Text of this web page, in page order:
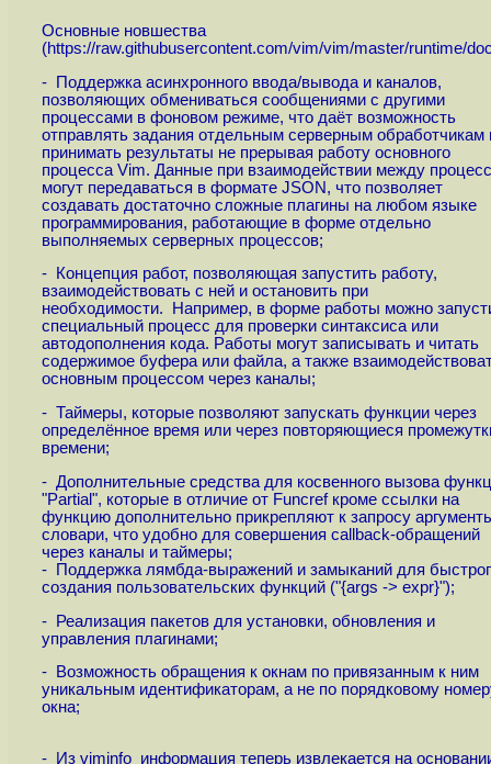
Основные новшества
(https://raw.githubusercontent.com/vim/vim/master/runtime/
- Поддержка асинхронного ввода/вывода и каналов,
позволяющих обмениваться сообщениями с другими
процессами в фоновом режиме, что даёт возможность
отправлять задания отдельным серверным обработчикам
принимать результаты не прерывая работу основного
процесса Vim. Данные при взаимодействии между
могут передаваться в формате JSON, что позволяет
создавать достаточно сложные плагины на любом языке
программирования, работающие в форме отдельно
выполняемых серверных процессов;
- Концепция работ, позволяющая запустить работу,
взаимодействовать с ней и остановить при
необходимости. Например, в форме работы можно
специальный процесс для проверки синтаксиса или
автодополнения кода. Работы могут записывать и читать
содержимое буфера или файла, а также
основным процессом через каналы;
- Таймеры, которые позволяют запускать функции через
определённое время или через повторяющиеся
времени;
- Дополнительные средства для косвенного вызова
"Partial", которые в отличие от Funcref кроме ссылки на
функцию дополнительно прикрепляют к запросу
словари, что удобно для совершения callback-обращений
через каналы и таймеры;
- Поддержка лямбда-выражений и замыканий для
создания пользовательских функций ("{args -> expr}");
- Реализация пакетов для установки, обновления и
управления плагинами;
- Возможность обращения к окнам по привязанным к ним
уникальным идентификаторам, а не по порядковому
окна;
- Из viminfo информация теперь извлекается на